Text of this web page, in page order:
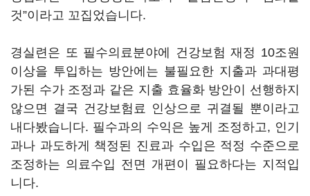
것”이라고 꼬집었습니다.
경실련은 또 필수의료분야에 건강보험 재정 10조원
이상을 투입하는 방안에는 불필요한 지출과 과대평
가된 수가 조정과 같은 지출 효율화 방안이 선행하지
않으면 결국 건강보험료 인상으로 귀결될 뿐이라고
내다봤습니다. 필수과의 수익은 높게 조정하고, 인기
과나 과도하게 책정된 진료과 수입은 적정 수준으로
조정하는 의료수입 전면 개편이 필요하다는 지적입
니다.